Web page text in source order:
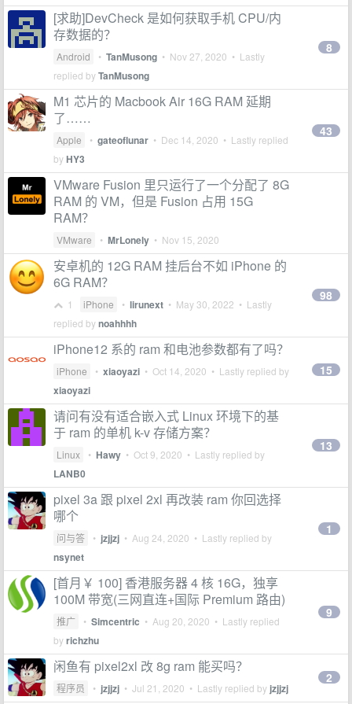
[求助]DevCheck 是如何获取手机 CPU/内
存数据的？
Android • TanMusong • Nov 27, 2020 • Lastly
replied byTanMusong
8
M1 芯片的 Macbook Air 16G RAM 延期
了……
Apple • gateoflunar • Dec 14, 2020 • Lastly replied
byHY3
43
VMware Fusion 里只运行了一个分配了 8G
RAM 的 VM，但是 Fusion 占用 15G
RAM？
VMware • MrLonely • Nov 15, 2020
安卓机的 12G RAM 挂后台不如 iPhone 的
6G RAM？
1 iPhone • lirunext • May 30, 2022 • Lastly
replied bynoahhhh
98
iPhone12 系的 ram 和电池参数都有了吗？
iPhone • xiaoyazi • Oct 14, 2020 • Lastly replied by
xiaoyazi
15
请问有没有适合嵌入式 Linux 环境下的基
于 ram 的单机 k-v 存储方案？
Linux • Hawy • Oct 9, 2020 • Lastly replied by
LANB0
13
pixel 3a 跟 pixel 2xl 再改装 ram 你回选择
哪个
问与答 • jzjjzj • Aug 24, 2020 • Lastly replied by
nsynet
1
[首月￥ 100] 香港服务器 4 核 16G，独享
100M 带宽(三网直连+国际 Premium 路由)
推广 • Simcentric • Aug 20, 2020 • Lastly replied
byrichzhu
9
闲鱼有 pixel2xl 改 8g ram 能买吗？
程序员 • jzjjzj • Jul 21, 2020 • Lastly replied by jzjjzj
2